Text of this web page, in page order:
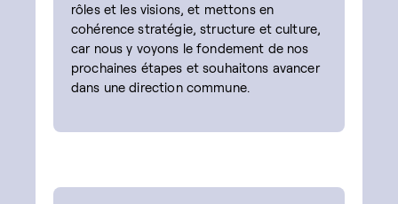
rôles et les visions, et mettons en
cohérence stratégie, structure et culture,
car nous y voyons le fondement de nos
prochaines étapes et souhaitons avancer
dans une direction commune.